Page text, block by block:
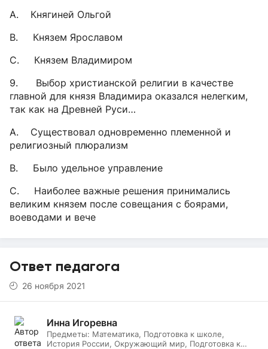
A. Княгиней Ольгой
B. Князем Ярославом
C. Князем Владимиром
9. Выбор христианской религии в качестве
главной для князя Владимира оказался нелегким,
так как на Древней Руси…
A. Существовал одновременно племенной и
религиозный плюрализм
B. Было удельное управление
C. Наиболее важные решения принимались
великим князем после совещания с боярами,
воеводами и вече
Ответ педагога
26 ноября 2021
Инна Игоревна
Предметы: Математика, Подготовка к школе,
История России, Окружающий мир, Подготовка к